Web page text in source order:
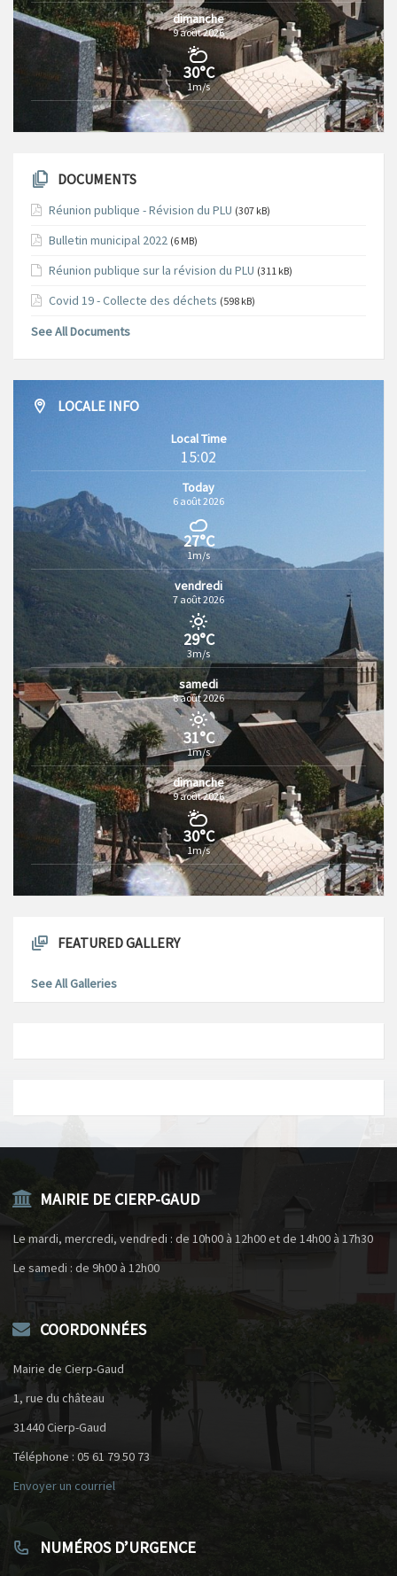
dimanche
9 août 2026
30°C
1m/s
DOCUMENTS
Réunion publique - Révision du PLU (307 kB)
Bulletin municipal 2022 (6 MB)
Réunion publique sur la révision du PLU (311 kB)
Covid 19 - Collecte des déchets (598 kB)
See All Documents
LOCALE INFO
Local Time
15:02
Today
6 août 2026
27°C
1m/s
vendredi
7 août 2026
29°C
3m/s
samedi
8 août 2026
31°C
1m/s
dimanche
9 août 2026
30°C
1m/s
FEATURED GALLERY
See All Galleries
MAIRIE DE CIERP-GAUD
Le mardi, mercredi, vendredi : de 10h00 à 12h00 et de 14h00 à 17h30
Le samedi : de 9h00 à 12h00
COORDONNÉES
Mairie de Cierp-Gaud
1, rue du château
31440 Cierp-Gaud
Téléphone : 05 61 79 50 73
Envoyer un courriel
NUMÉROS D’URGENCE